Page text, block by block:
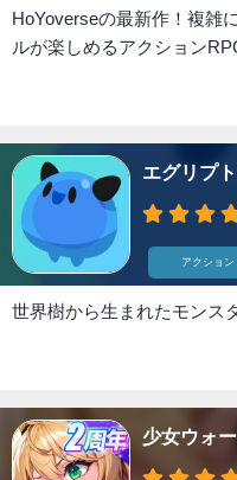
HoYoverseの最新作！複雑
ルが楽しめるアクション
エグリプト
アクション
世界樹から生まれたモンス
少女ウォ